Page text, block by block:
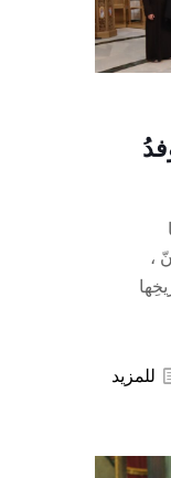
،
للمزيد